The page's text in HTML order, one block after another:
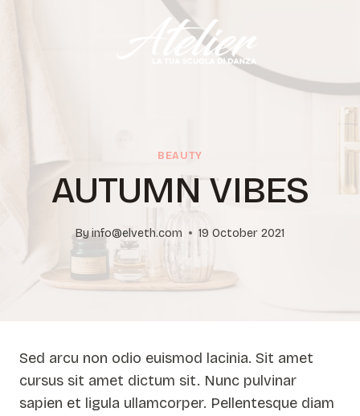
BEAUTY
AUTUMN VIBES
Byinfo@elveth.com 19 October 2021
Sed arcu non odio euismod lacinia. Sit amet
cursus sit amet dictum sit. Nunc pulvinar
sapien et ligula ullamcorper. Pellentesque diam